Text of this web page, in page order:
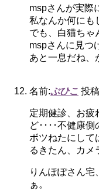
mspさんが実際
私なんか何にも
でも、白猫ちゃ
mspさんに見つ
あと一息だね、
名前:ぶひこ 投
定期健診、お
ど････不健康
ボツねたにして
るきたん、カメ
りんぽぽさん
ぁ。